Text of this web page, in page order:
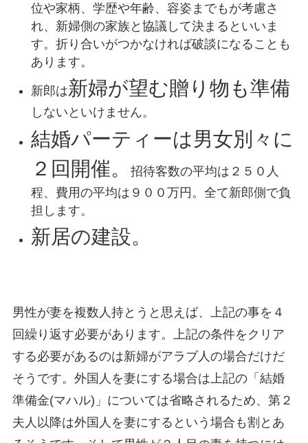
位や家柄、学歴や年齢、容姿までもが考慮さ
れ、新婦側の家族と協議して決まるといいま
す。折り合いがつかなければ破談になることも
あります。
新郎は新婦が望む贈り物も準備
しないといけません。
結婚パーティーは男女別々に
２回開催。
招待客数の平均は２５０人
程、費用の平均は９００万円。全て新郎側で負
担します。
新居の建設。
男性が妻を複数人持とうと思えば、上記の事を４
回繰り返す必要があります。上記の条件をクリア
する必要があるのは新婦がアラブ人の場合だけだ
そうです。外国人を妻にする場合は上記の「結婚
準備金(マハル)」については省略されるため、第２
夫人以降は外国人を妻にするという場合も割とあ